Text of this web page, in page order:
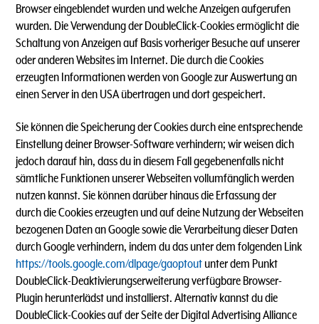
Browser eingeblendet wurden und welche Anzeigen aufgerufen
wurden. Die Verwendung der DoubleClick-Cookies ermöglicht die
Schaltung von Anzeigen auf Basis vorheriger Besuche auf unserer
oder anderen Websites im Internet. Die durch die Cookies
erzeugten Informationen werden von Google zur Auswertung an
einen Server in den USA übertragen und dort gespeichert.
Sie können die Speicherung der Cookies durch eine entsprechende
Einstellung deiner Browser-Software verhindern; wir weisen dich
jedoch darauf hin, dass du in diesem Fall gegebenenfalls nicht
sämtliche Funktionen unserer Webseiten vollumfänglich werden
nutzen kannst. Sie können darüber hinaus die Erfassung der
durch die Cookies erzeugten und auf deine Nutzung der Webseiten
bezogenen Daten an Google sowie die Verarbeitung dieser Daten
durch Google verhindern, indem du das unter dem folgenden Link
https://tools.google.com/dlpage/gaoptout unter dem Punkt
DoubleClick-Deaktivierungserweiterung verfügbare Browser-
Plugin herunterlädst und installierst. Alternativ kannst du die
DoubleClick-Cookies auf der Seite der Digital Advertising Alliance